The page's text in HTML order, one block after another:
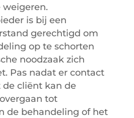
is bij een
gerechtigd om
op te schorten
noodzaak zich
Pas nadat er contact
cliënt kan de
tot
de behandeling of het